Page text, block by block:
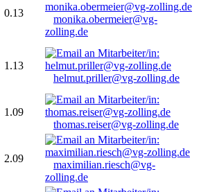
0.13
monika.obermeier@vg-
zolling.de
1.13
helmut.priller@vg-zolling.de
1.09
thomas.reiser@vg-zolling.de
2.09
maximilian.riesch@vg-
zolling.de